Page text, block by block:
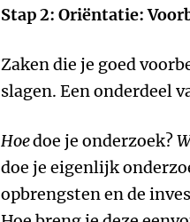
Stap 2: Oriëntatie:
Zaken die je goed
slagen. Een onderdeel
Hoedoe je onderzoek?
doe je eigenlijk
opbrengsten en de